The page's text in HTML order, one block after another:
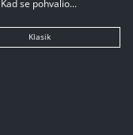
se pohvalio...
Klasik